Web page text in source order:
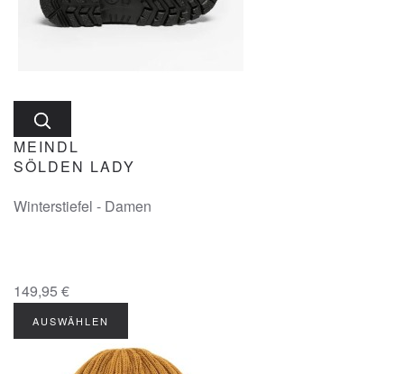
MEINDL
SÖLDEN LADY
Winterstiefel - Damen
149,95 €
AUSWÄHLEN